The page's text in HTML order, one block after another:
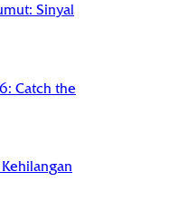
Sinyal
Catch the